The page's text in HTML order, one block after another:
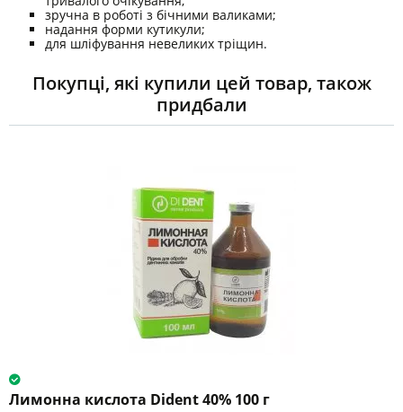
зручна в роботі з бічними валиками;
надання форми кутикули;
для шліфування невеликих тріщин.
Покупці, які купили цей товар, також
придбали
Лимонна кислота Dident 40% 100 г